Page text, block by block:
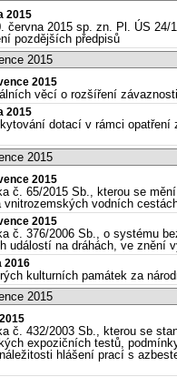
2015
června 2015 sp. zn. Pl. ÚS
pozdějších předpisů
2015
2015
věcí o rozšíření
2015
dotací v rámci
2015
2015
č. 65/2015 Sb., kterou se
vodních
2015
č. 376/2006 Sb., o systému
událostí na dráhách, ve znění
2016
kulturních památek za
2015
č. 432/2003 Sb., kterou se
expozičních testů,
hlášení prací s